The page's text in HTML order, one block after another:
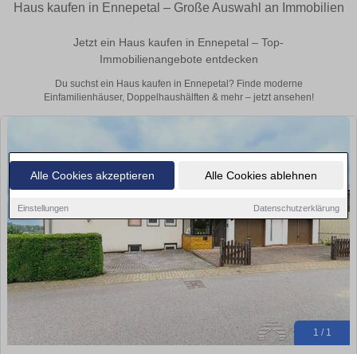
Alle Cookies akzeptieren Alle Cookies ablehnen
Einstellungen Datenschutzerklärung
Haus kaufen in Ennepetal – Große Auswahl an Immobilien
Jetzt ein Haus kaufen in Ennepetal – Top-
Immobilienangebote entdecken
Du suchst ein Haus kaufen in Ennepetal? Finde moderne
Einfamilienhäuser, Doppelhaushälften & mehr – jetzt ansehen!
1 / 1